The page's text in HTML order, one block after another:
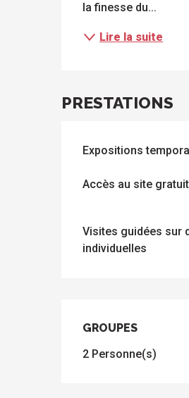
Toutes
activités
la finesse du...
Lire la suite
PRESTATIONS
Expositions
Accès au site gratuit
Visites guidées sur
individuelles
GROUPES
GROUPES
2 Personne(s)